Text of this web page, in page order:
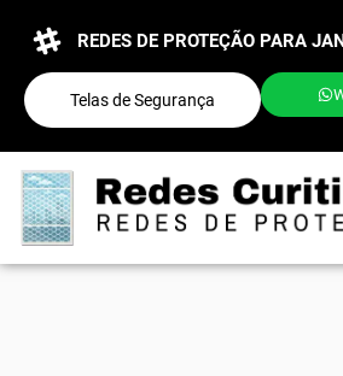
REDES DE PROTEÇÃO PARA
Telas de Segurança